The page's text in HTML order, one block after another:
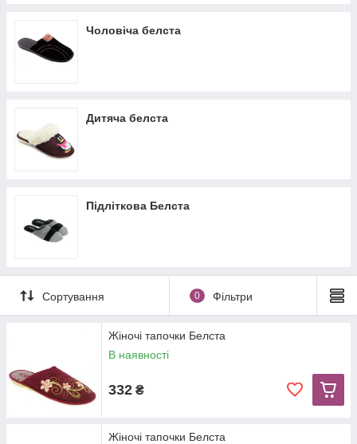
Чоловіча белста
Дитяча белста
Пiдлiткова Белста
Сортування 0 Фільтри
Жіночі тапочки Белста
В наявності
332 ₴
Жіночі тапочки Белста